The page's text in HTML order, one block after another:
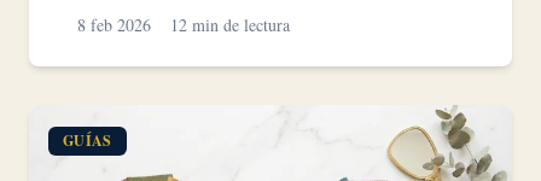
8 feb 2026 12 min de lectura
GUÍAS